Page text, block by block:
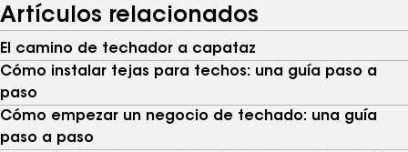
Artículos relacionados
El camino de techador a capataz
Cómo instalar tejas para techos: una guía paso a
paso
Cómo empezar un negocio de techado: una guía
paso a paso